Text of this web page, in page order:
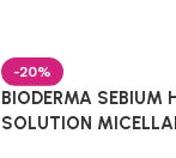
-20%
BIODERMA SEBIUM
SOLUTION